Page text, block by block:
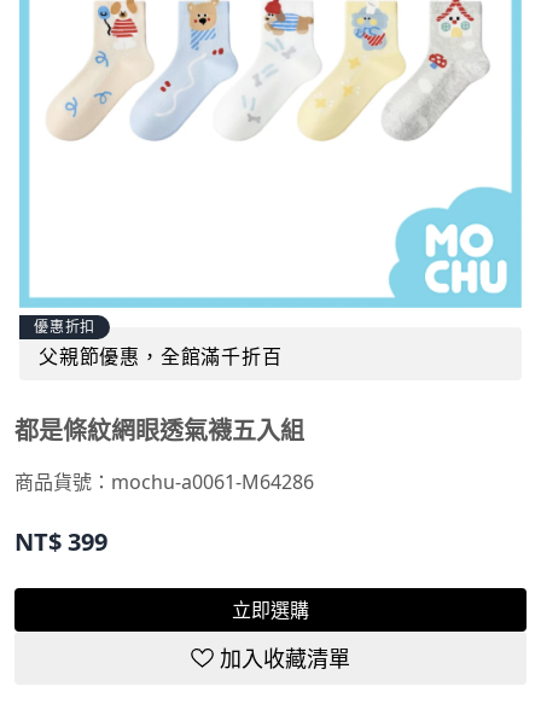
優惠折扣
父親節優惠，全館滿千折百
都是條紋網眼透氣襪五入組
商品貨號： mochu-a0061-M64286
NT$399
立即選購
加入收藏清單